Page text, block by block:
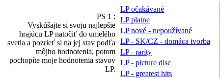
PS 1 :
Vyskúšajte si svoju najlepšie
hrajúcu LP natočiť do umelého
svetla a pozrieť si na jej stav podľa
môjho hodnotenia, potom
pochopíte moje hodnotenia stavov
LP.
LP očakávané
LP platne
LP nové - nepoužívané
LP - SK/CZ - domáca tvorba
LP - rarity
LP - picture disc
LP - greatest hits